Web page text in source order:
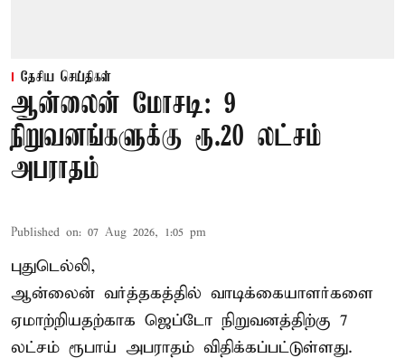
தேசிய செய்திகள்
ஆன்லைன் மோசடி: 9
நிறுவனங்களுக்கு ரூ.20 லட்சம்
அபராதம்
Published on: 07 Aug 2026, 1:05 pm
புதுடெல்லி,
ஆன்லைன் வர்த்தகத்தில் வாடிக்கையாளர்களை
ஏமாற்றியதற்காக ஜெப்டோ நிறுவனத்திற்கு 7
லட்சம் ரூபாய் அபராதம் விதிக்கப்பட்டுள்ளது.